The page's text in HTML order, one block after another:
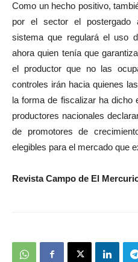
Como un hecho positivo,
por el sector el postergado
sistema que regulará el uso
ahora quien tenía que
el productor que no las
controles irán hacia quienes
la forma de fiscalizar ha
productores nacionales
de promotores de
elegibles para el mercado que
Revista Campo de El